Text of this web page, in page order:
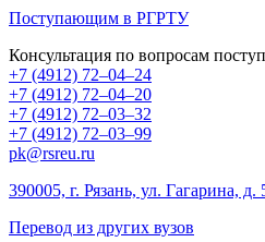
Поступающим в РГРТУ
Консультация по вопросам
+7 (4912) 72–04–24
+7 (4912) 72–04–20
+7 (4912) 72–03–32
+7 (4912) 72–03–99
pk@rsreu.ru
390005, г. Рязань, ул. Гагарина,
Перевод из других вузов